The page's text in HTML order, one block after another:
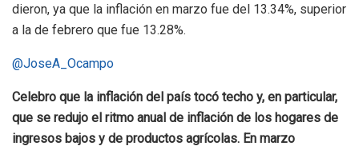
dieron, ya que la inflación en marzo fue del 13.34%, superior
a la de febrero que fue 13.28%.
@JoseA_Ocampo
Celebro que la inflación del país tocó techo y, en particular,
que se redujo el ritmo anual de inflación de los hogares de
ingresos bajos y de productos agrícolas. En marzo